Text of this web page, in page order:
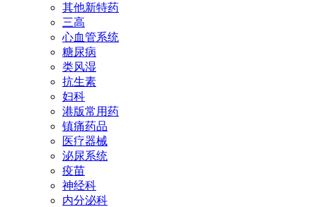
其他新特药
三高
心血管系统
糖尿病
类风湿
抗生素
妇科
港版常用药
镇痛药品
医疗器械
泌尿系统
疫苗
神经科
内分泌科